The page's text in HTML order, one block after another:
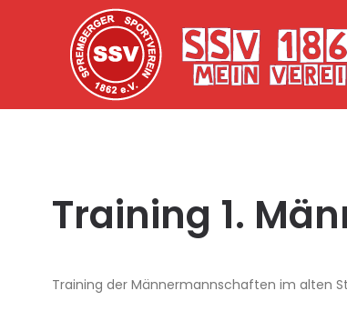
Training 1.
Training der Männermannschaften im alten